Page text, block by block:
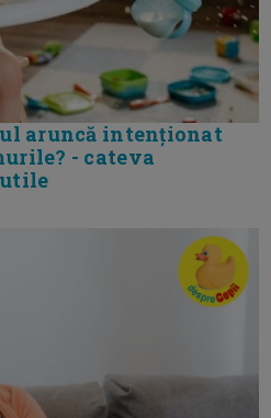
aruncă intenționat
- cateva